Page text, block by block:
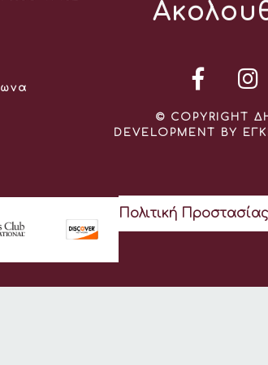
© COPYRIGHT
DEVELOPMENT BY
Πολιτική Προστασίας